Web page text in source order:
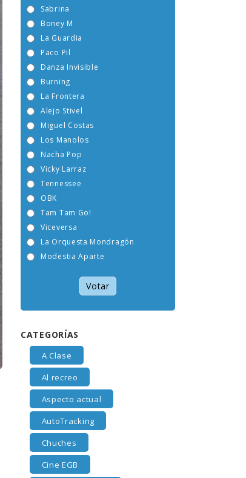
Sabrina
Boney M
La Guardia
Paco Pil
Danza Invisible
Burning
La Frontera
Alejo Stivel
Miguel Costas
Los Manolos
Nacha Pop
Vicky Larraz
Tennessee
OBK
Tam Tam Go!
Viceversa
La Orquesta Mondragón
Modestia Aparte
Votar
CATEGORÍAS
A Clase
Al recreo
Aspecto actual
AutoTracking
Chuches
Cine EGB